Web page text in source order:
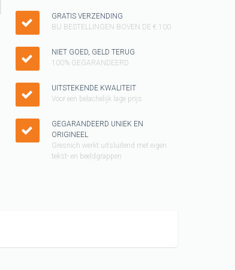
Vader shirt
WK T-shirt
Tegeltjes
Grappig T-shirt
GAY pride SHIRT
GRATIS VERZENDING
BIJ BESTELLINGEN BOVEN DE € 100
NIET GOED, GELD TERUG
100% GEGARANDEERD
UITSTEKENDE KWALITEIT
Voor een belachelijk lage prijs
GEGARANDEERD UNIEK EN
ORIGINEEL
Gresnich werkt uitsluitend met eigen
tekst- en beeldgrappen